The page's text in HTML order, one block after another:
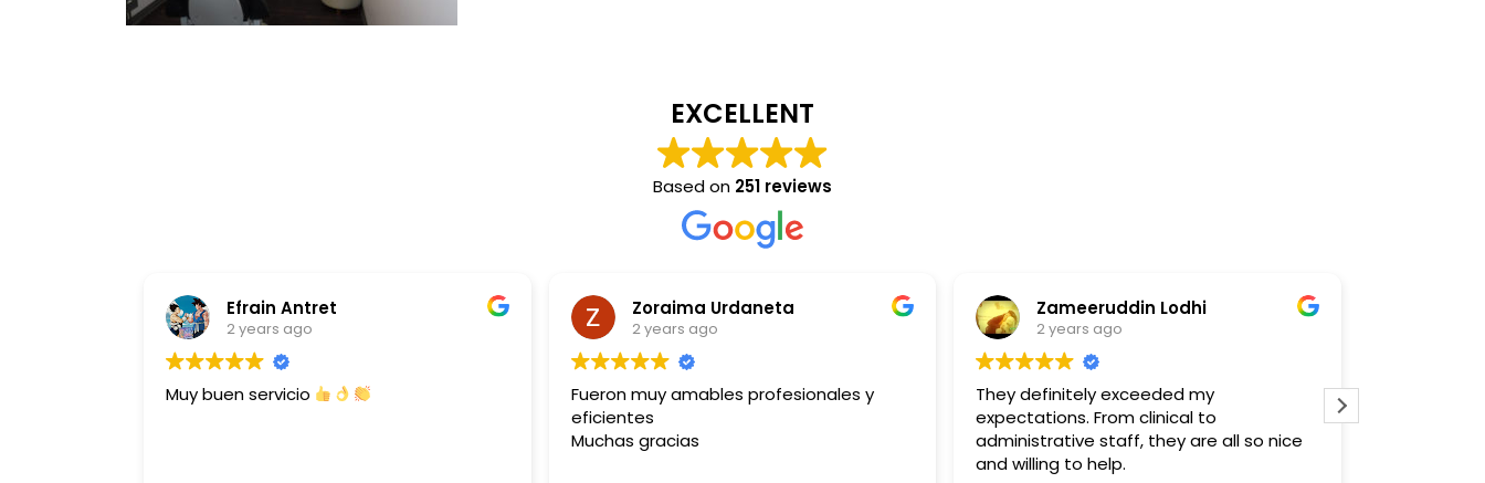
EXCELLENT
Based on 251 reviews
Efrain Antret
2 years ago
Muy buen servicio
Zoraima Urdaneta
2 years ago
Fueron muy amables profesionales y
eficientes
Muchas gracias
Zameeruddin Lodhi
2 years ago
They definitely exceeded my
expectations. From clinical to
administrative staff, they are all so nice
and willing to help.